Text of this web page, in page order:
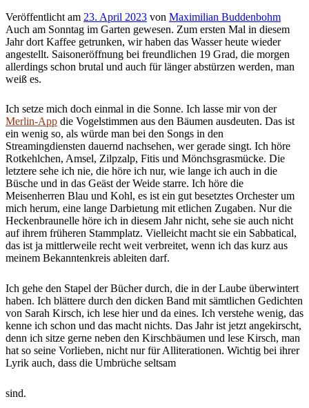
Veröffentlicht am 23. April 2023 von Maximilian Buddenbohm
Auch am Sonntag im Garten gewesen. Zum ersten Mal in diesem
Jahr dort Kaffee getrunken, wir haben das Wasser heute wieder
angestellt. Saisoneröffnung bei freundlichen 19 Grad, die morgen
allerdings schon brutal und auch für länger abstürzen werden, man
weiß es.
Ich setze mich doch einmal in die Sonne. Ich lasse mir von der
Merlin-App die Vogelstimmen aus den Bäumen ausdeuten. Das ist
ein wenig so, als würde man bei den Songs in den
Streamingdiensten dauernd nachsehen, wer gerade singt. Ich höre
Rotkehlchen, Amsel, Zilpzalp, Fitis und Mönchsgrasmücke. Die
letztere sehe ich nie, die höre ich nur, wie lange ich auch in die
Büsche und in das Geäst der Weide starre. Ich höre die
Meisenherren Blau und Kohl, es ist ein gut besetztes Orchester um
mich herum, eine lange Darbietung mit etlichen Zugaben. Nur die
Heckenbraunelle höre ich in diesem Jahr nicht, sehe sie auch nicht
auf ihrem früheren Stammplatz. Vielleicht macht sie ein Sabbatical,
das ist ja mittlerweile recht weit verbreitet, wenn ich das kurz aus
meinem Bekanntenkreis ableiten darf.
Ich gehe den Stapel der Bücher durch, die in der Laube überwintert
haben. Ich blättere durch den dicken Band mit sämtlichen Gedichten
von Sarah Kirsch, ich lese hier und da eines. Ich verstehe wenig, das
kenne ich schon und das macht nichts. Das Jahr ist jetzt angekirscht,
denn ich sitze gerne neben den Kirschbäumen und lese Kirsch, man
hat so seine Vorlieben, nicht nur für Alliterationen. Wichtig bei ihrer
Lyrik auch, dass die Umbrüche seltsam
sind.